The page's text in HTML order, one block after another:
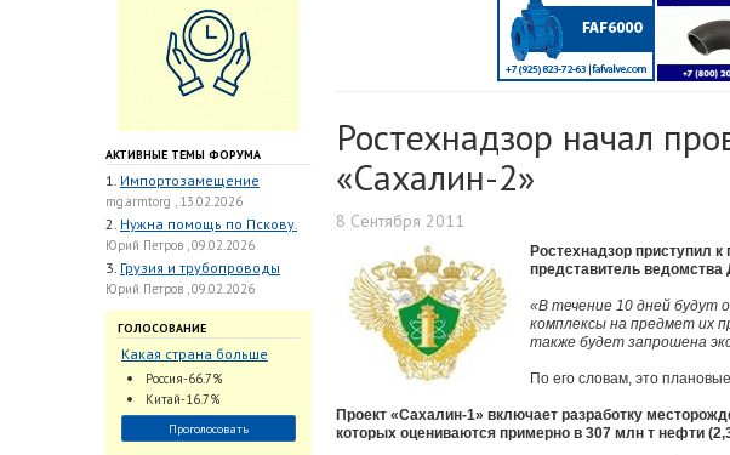
АКТИВНЫЕ ТЕМЫ ФОРУМА
1. Импортозамещение
mg.armtorg , 13.02.2026
2. Нужна помощь по Пскову.
Юрий Петров , 09.02.2026
3. Грузия и трубопроводы
Юрий Петров , 09.02.2026
ГОЛОСОВАНИЕ
Какая страна больше
всего поставляет
трубопроводную
арматуру в химическую
отрасль?
Россия-66.7%
Китай-16.7%
Проголосовать
Ростехнадзор начал
«Сахалин-2»
8 Сентября 2011
Ростехнадзор приступил
представитель
«В течение 10 дней будут
комплексы на предмет их
также будет запрошена
По его словам, это
Проект «Сахалин-1» включает разработку
которых оцениваются примерно в 307 млн т нефти